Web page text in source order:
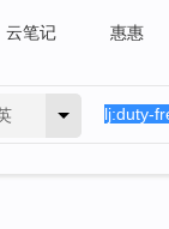
云笔记 惠惠